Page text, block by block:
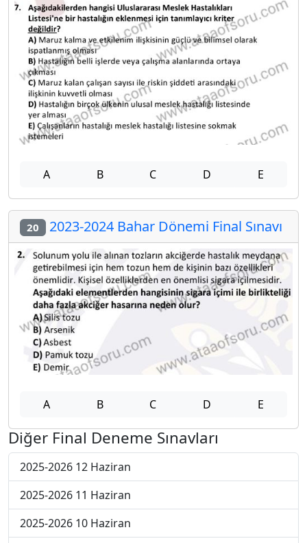
A B C D E
20 2023-2024 Bahar Dönemi Final Sınavı
A B C D E
Diğer Final Deneme Sınavları
2025-2026 12 Haziran
2025-2026 11 Haziran
2025-2026 10 Haziran